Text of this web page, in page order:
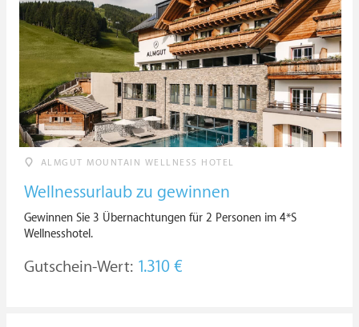
ALMGUT MOUNTAIN WELLNESS HOTEL
Wellnessurlaub zu gewinnen
Gewinnen Sie 3 Übernachtungen für 2 Personen im 4*S
Wellnesshotel.
Gutschein-Wert: 1.310 €